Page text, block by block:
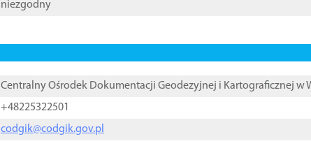
niezgodny
Centralny Ośrodek Dokumentacji Geodezyjnej i Kartograficznej w
+48225322501
codgik@codgik.gov.pl